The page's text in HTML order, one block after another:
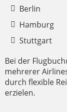
Berlin
Hamburg
Stuttgart
Bei der
mehrerer
durch flexible
erzielen.